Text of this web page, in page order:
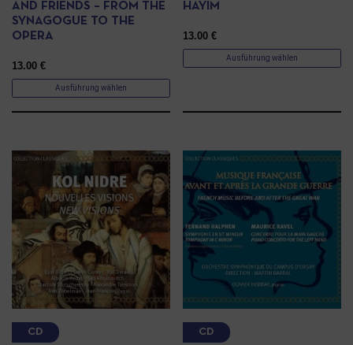
AND FRIENDS – FROM THE
SYNAGOGUE TO THE
OPERA
13.00 €
Ausführung wählen
HAYIM
13.00€
Ausführung wählen
CD CD